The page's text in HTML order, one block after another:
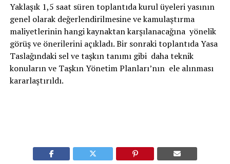
Yaklaşık 1,5 saat süren toplantıda kurul üyeleri yasının
genel olarak değerlendirilmesine ve kamulaştırma
maliyetlerinin hangi kaynaktan karşılanacağına yönelik
görüş ve önerilerini açıkladı. Bir sonraki toplantıda Yasa
Taslağındaki sel ve taşkın tanımı gibi daha teknik
konuların ve Taşkın Yönetim Planları’nın ele alınması
kararlaştırıldı.